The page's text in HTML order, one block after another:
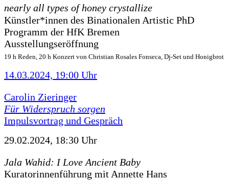
nearly all types of honey crystallize
Künstler*innen des Binationalen Artistic PhD
Programm der HfK Bremen
Ausstellungseröffnung
19 h Reden, 20 h Konzert von Christian Rosales Fonseca, Dj-Set und Honigbrot
14.03.2024, 19:00 Uhr
Carolin Zieringer
Für Widerspruch sorgen
Impulsvortrag und Gespräch
29.02.2024, 18:30 Uhr
Jala Wahid: I Love Ancient Baby
Kuratorinnenführung mit Annette Hans